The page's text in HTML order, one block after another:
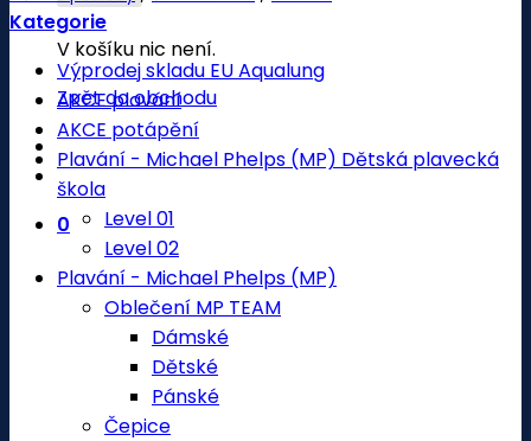
V košíku nic není.
Zpět do obchodu
0
Kategorie
Výprodej skladu EU Aqualung
AKCE plavání
AKCE potápění
Plavání - Michael Phelps (MP) Dětská plavecká
škola
Level 01
Level 02
Plavání - Michael Phelps (MP)
Oblečení MP TEAM
Dámské
Dětské
Pánské
Čepice